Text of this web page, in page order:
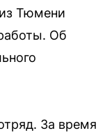
Тюмени
Об
За время